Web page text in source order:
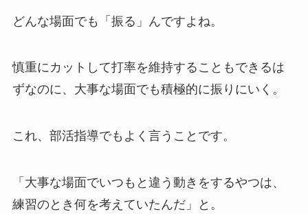
どんな場面でも「振る」んですよね。
慎重にカットして打率を維持することもできるは
ずなのに、大事な場面でも積極的に振りにいく。
これ、部活指導でもよく言うことです。
「大事な場面でいつもと違う動きをするやつは、
練習のとき何を考えていたんだ」と。